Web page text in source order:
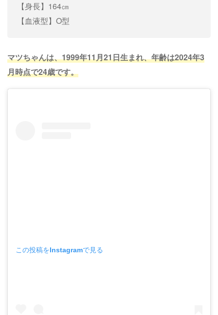
【身長】164㎝
【血液型】O型
マツちゃんは、1999年11月21日生まれ、年齢は2024年3
月時点で24歳です。
この投稿をInstagramで見る